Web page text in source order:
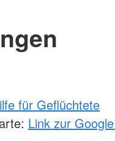
für Geflüchtete
Link zur